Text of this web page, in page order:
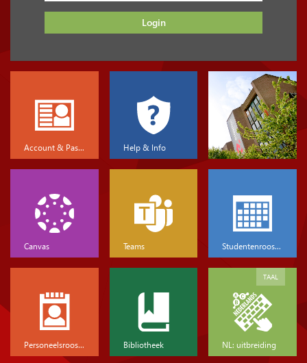
Login
Account & Password Help & Info
Canvas Teams Studentenrooster
Personeelsrooster Bibliotheek NL: uitbreiding
TAAL